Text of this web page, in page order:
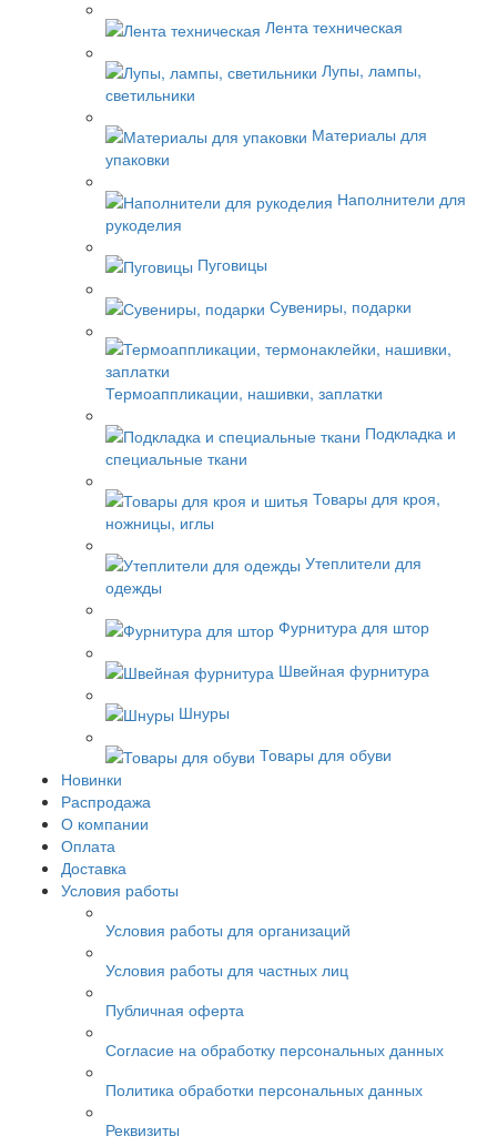
Лента техническая
Лупы, лампы,
светильники
Материалы для
упаковки
Наполнители для
рукоделия
Пуговицы
Сувениры, подарки
Термоаппликации, нашивки, заплатки
Подкладка и
специальные ткани
Товары для кроя,
ножницы, иглы
Утеплители для
одежды
Фурнитура для штор
Швейная фурнитура
Шнуры
Товары для обуви
Новинки
Распродажа
О компании
Оплата
Доставка
Условия работы
Условия работы для организаций
Условия работы для частных лиц
Публичная оферта
Согласие на обработку персональных данных
Политика обработки персональных данных
Реквизиты